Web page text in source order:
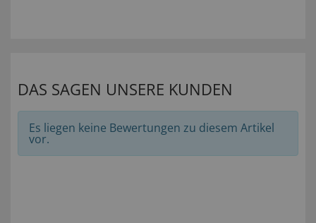
DAS SAGEN UNSERE KUNDEN
Es liegen keine Bewertungen zu diesem Artikel
vor.